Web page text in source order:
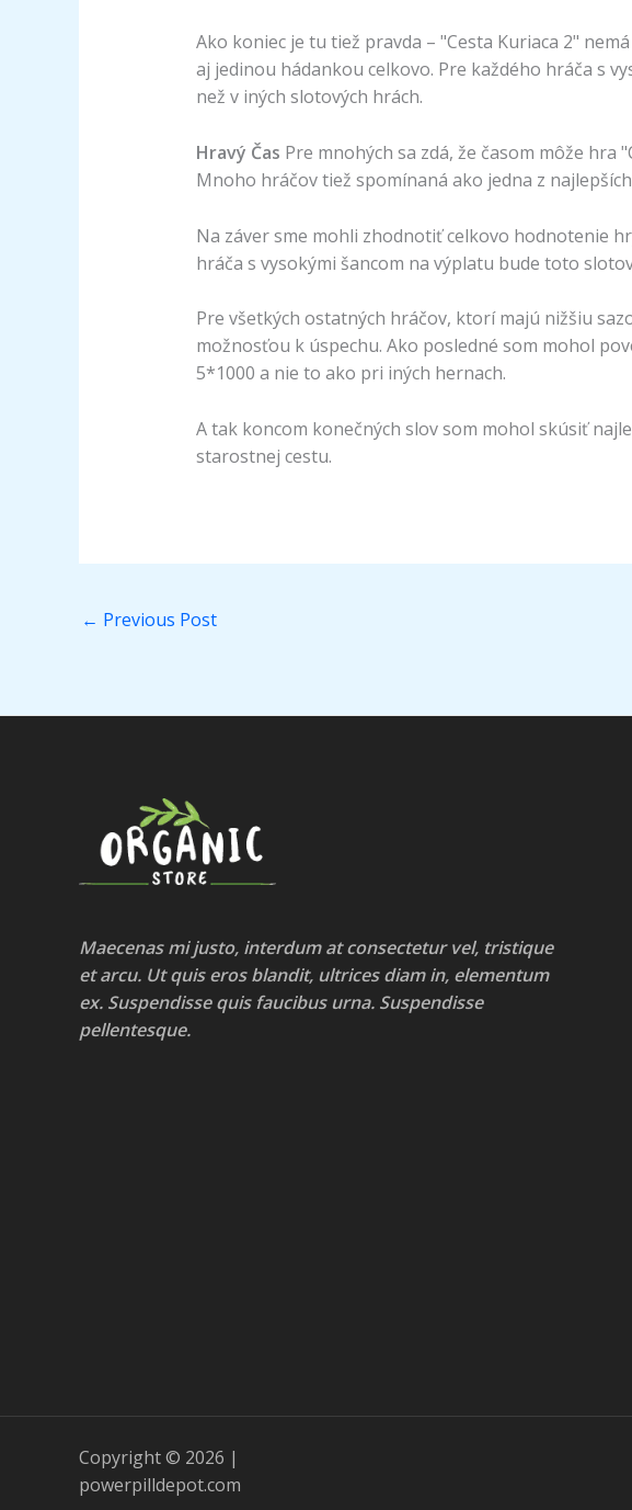
Ako koniec je tu tiež pravda – "Cesta Kuriaca 2"
aj jedinou hádankou celkovo. Pre každého hráča s
než v iných slotových hrách.
Hravý Čas Pre mnohých sa zdá, že časom môže
Mnoho hráčov tiež spomínaná ako jedna z
Na záver sme mohli zhodnotiť celkovo hodnotenie
hráča s vysokými šancom na výplatu bude toto
Pre všetkých ostatných hráčov, ktorí majú nižšiu
možnosťou k úspechu. Ako posledné som mohol
5*1000 a nie to ako pri iných hernach.
A tak koncom konečných slov som mohol skúsiť
starostnej cestu.
← Previous Post
Maecenas mi justo, interdum at consectetur vel, tristique
et arcu. Ut quis eros blandit, ultrices diam in, elementum
ex. Suspendisse quis faucibus urna. Suspendisse
pellentesque.
Copyright © 2026 |
powerpilldepot.com